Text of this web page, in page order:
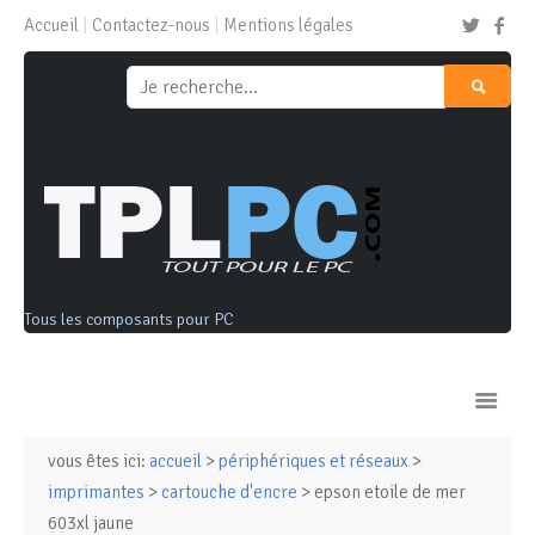
Accueil Contactez-nous Mentions légales
Tous les composants pour PC
Ordinateurs & Tablettes
vous êtes ici: accueil > périphériques et réseaux >
imprimantes > cartouche d'encre > epson etoile de mer
603xl jaune